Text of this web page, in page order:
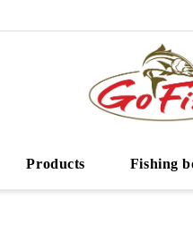
Products Fishing